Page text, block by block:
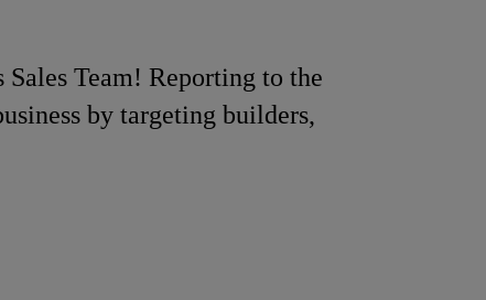
Team! Reporting to the
by targeting builders,